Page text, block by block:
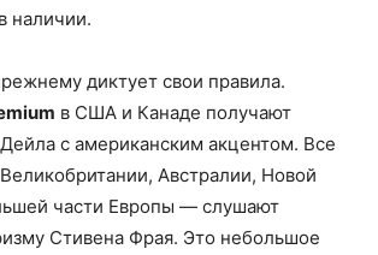
наличии.
диктует свои правила.
в США и Канаде получают
с американским акцентом. Все
Австралии, Новой
части Европы — слушают
Стивена Фрая. Это небольшое